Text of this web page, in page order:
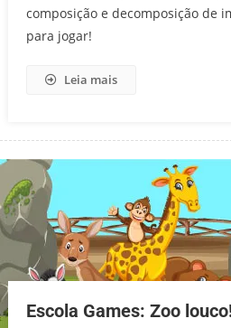
composição e decomposição de
para jogar!
Leia mais
Escola Games: Zoo